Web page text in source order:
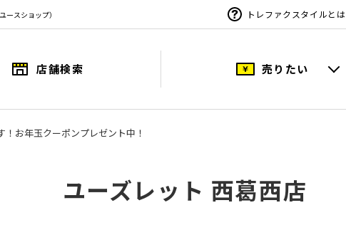
スショップ） トレファクスタイルとは
店舗検索 売りたい
！お年玉クーポンプレゼント中！
ユーズレット 西葛西店